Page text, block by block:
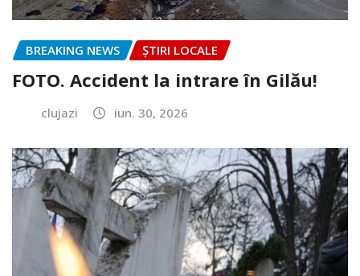
BREAKING NEWS ȘTIRI LOCALE
FOTO. Accident la intrare în Gilău!
clujazi iun. 30, 2026